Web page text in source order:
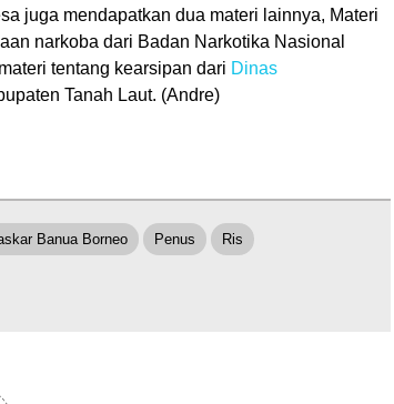
juga mendapatkan dua materi lainnya, Materi
narkoba dari Badan Narkotika Nasional
tentang kearsipan dari Dinas
Tanah Laut. (Andre)
Banua Borneo Penus Ris